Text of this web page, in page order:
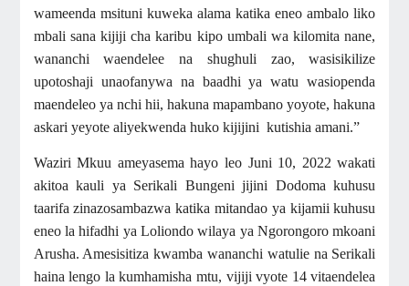
wameenda msituni kuweka alama katika eneo ambalo liko
mbali sana kijiji cha karibu kipo umbali wa kilomita nane,
wananchi waendelee na shughuli zao, wasisikilize
upotoshaji unaofanywa na baadhi ya watu wasiopenda
maendeleo ya nchi hii, hakuna mapambano yoyote, hakuna
askari yeyote aliyekwenda huko kijijini kutishia amani.”
Waziri Mkuu ameyasema hayo leo Juni 10, 2022 wakati
akitoa kauli ya Serikali Bungeni jijini Dodoma kuhusu
taarifa zinazosambazwa katika mitandao ya kijamii kuhusu
eneo la hifadhi ya Loliondo wilaya ya Ngorongoro mkoani
Arusha. Amesisitiza kwamba wananchi watulie na Serikali
haina lengo la kumhamisha mtu, vijiji vyote 14 vitaendelea